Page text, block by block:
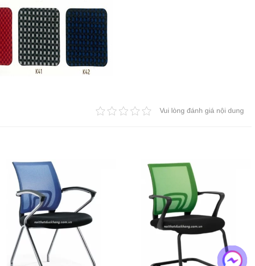
Vui lòng đánh giá nội dung